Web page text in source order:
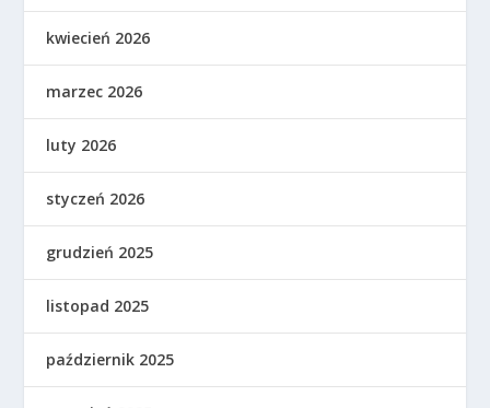
kwiecień 2026
marzec 2026
luty 2026
styczeń 2026
grudzień 2025
listopad 2025
październik 2025